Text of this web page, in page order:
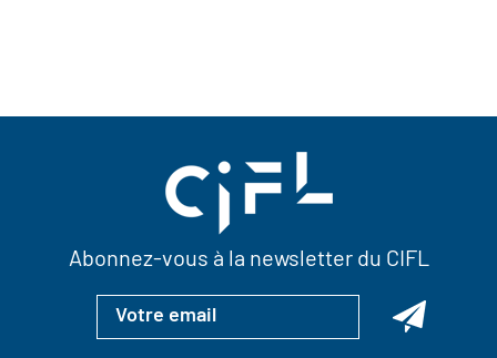
Abonnez-vous à la newsletter du CIFL